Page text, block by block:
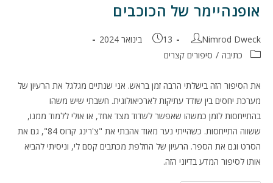
אופנהיימר של הכוכבים
מחבר:
Nimrod Dweck פורסם:
13 בינואר 2024
קטגוריה:כתיבה / סיפורים קצרים
את הסיפור הזה בישלתי הרבה זמן בראש. אני שנתיים מגלגל את הרעיון של
מערכת יחסים בין שודד עתיקות לארכיאולוגית. חשבתי שיש משהו
בהתייחסות לזמן כמשהו שאפשר לשדוד מצד אחד, או אולי ללמוד ממנו,
ששווה התייחסות. כשהייתי נער מאוד אהבתי את "צ'רינג קרוס 84", גם את
הסרט וגם את הספר. הרעיון של החלפת מכתבים קסם לי, וניסיתי להביא
אותו לסיפור המדע בדיוני הזה.